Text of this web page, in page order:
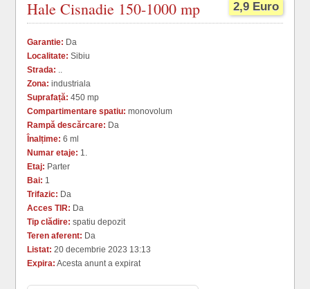
2,9 Euro
Hale Cisnadie 150-1000 mp
Garantie: Da
Localitate: Sibiu
Strada:
Zona: industriala
Suprafață: 450 mp
Compartimentare spatiu: monovolum
Rampă descărcare: Da
Înalțime: 6 ml
Numar etaje: 1.
Etaj: Parter
Bai: 1
Trifazic: Da
Acces TIR: Da
Tip clădire: spatiu depozit
Teren aferent: Da
Listat: 20 decembrie 2023 13:13
Expira: Acesta anunt a expirat